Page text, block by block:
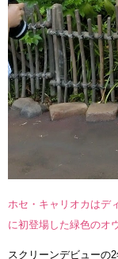
ホセ・キャリオカはデ
に初登場した緑色のオ
スクリーンデビューの